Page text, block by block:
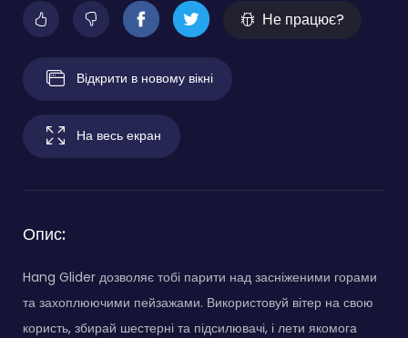
Не працює?
Відкрити в новому вікні
На весь екран
Опис:
Hang Glider дозволяє тобі парити над засніженими горами
та захоплюючими пейзажами. Використовуй вітер на свою
користь, збирай шестерні та підсилювачі, і лети якомога